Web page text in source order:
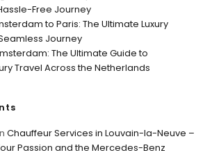
Free Journey
to Paris: The Ultimate Luxury
Journey
The Ultimate Guide to
Travel Across the Netherlands
Chauffeur Services in Louvain-la-Neuve –
Passion and the Mercedes-Benz